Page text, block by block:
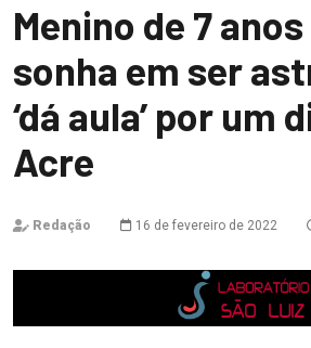
Menino de 7
sonha em ser
‘dá aula’ por um
Acre
Redação 16 de fevereiro de 2022